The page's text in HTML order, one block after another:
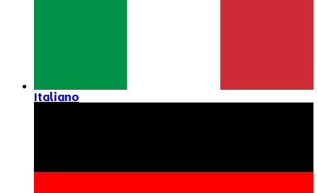
Italiano